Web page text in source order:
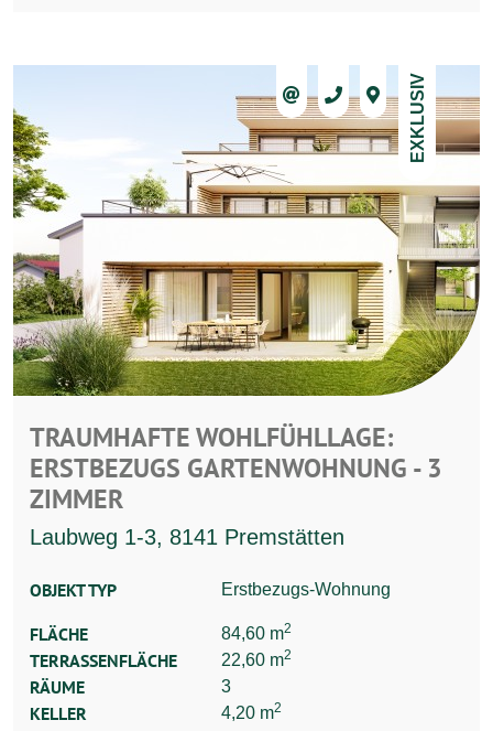
EXKLUSIV
TRAUMHAFTE WOHLFÜHLLAGE:
ERSTBEZUGS GARTENWOHNUNG - 3
ZIMMER
Laubweg 1-3, 8141 Premstätten
OBJEKT TYP Erstbezugs-Wohnung
FLÄCHE 84,60 m2
TERRASSENFLÄCHE 22,60 m2
RÄUME 3
KELLER 4,20 m2